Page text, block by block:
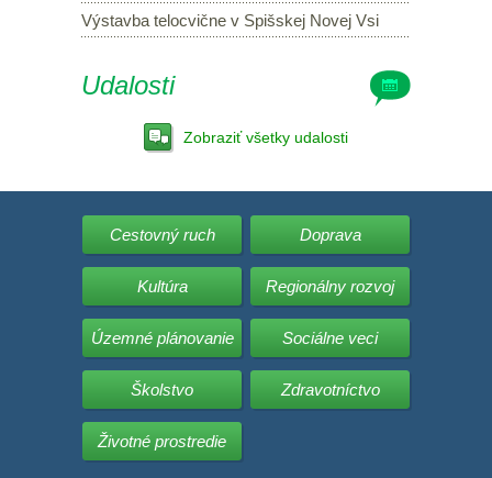
Výstavba telocvične v Spišskej Novej Vsi
Udalosti
Zobraziť všetky udalosti
Cestovný ruch Doprava
Kultúra Regionálny rozvoj
Územné plánovanie Sociálne veci
Školstvo Zdravotníctvo
Životné prostredie